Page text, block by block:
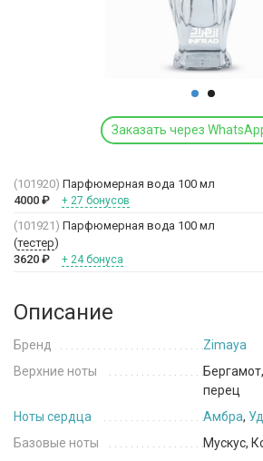
Заказать через
(101920) Парфюмерная вода 100 мл
4000 ₽ + 27 бонусов
(101921) Парфюмерная вода 100 мл
(тестер)
3620 ₽ + 24 бонуса
Описание
Бренд
Zimaya
Верхние ноты
перец
Ноты сердца
Амбра, Уд
Базовые ноты
Мускус,